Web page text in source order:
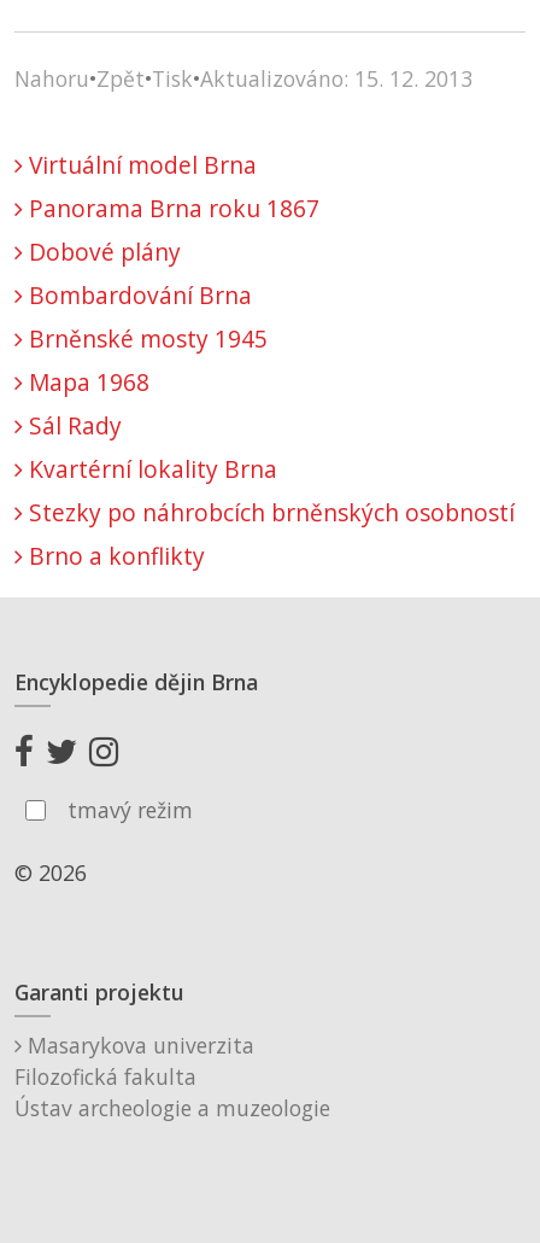
Nahoru•Zpět•Tisk•Aktualizováno: 15. 12. 2013
Virtuální model Brna
Panorama Brna roku 1867
Dobové plány
Bombardování Brna
Brněnské mosty 1945
Mapa 1968
Sál Rady
Kvartérní lokality Brna
Stezky po náhrobcích brněnských osobností
Brno a konflikty
Encyklopedie dějin Brna
tmavý režim
© 2026
Garanti projektu
Masarykova univerzita
Filozofická fakulta
Ústav archeologie a muzeologie